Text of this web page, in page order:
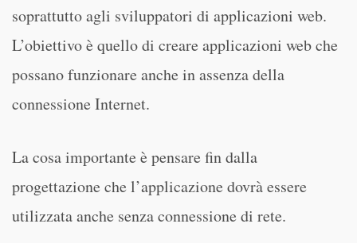
soprattutto agli sviluppatori di applicazioni web.
L’obiettivo è quello di creare applicazioni web che
possano funzionare anche in assenza della
connessione Internet.
La cosa importante è pensare fin dalla
progettazione che l’applicazione dovrà essere
utilizzata anche senza connessione di rete.